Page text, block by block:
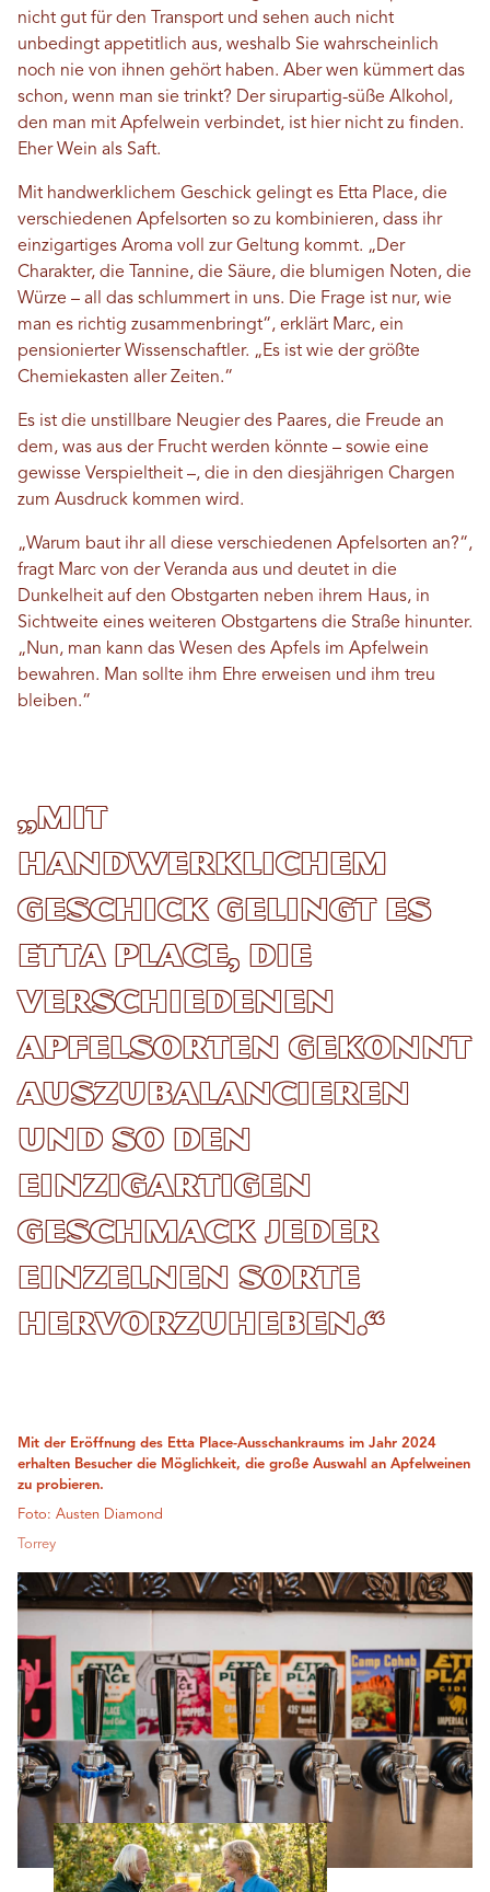
nicht gut für den Transport und sehen auch nicht
unbedingt appetitlich aus, weshalb Sie wahrscheinlich
noch nie von ihnen gehört haben. Aber wen kümmert das
schon, wenn man sie trinkt? Der sirupartig-süße Alkohol,
den man mit Apfelwein verbindet, ist hier nicht zu finden.
Eher Wein als Saft.
Mit handwerklichem Geschick gelingt es Etta Place, die
verschiedenen Apfelsorten so zu kombinieren, dass ihr
einzigartiges Aroma voll zur Geltung kommt. „Der
Charakter, die Tannine, die Säure, die blumigen Noten, die
Würze – all das schlummert in uns. Die Frage ist nur, wie
man es richtig zusammenbringt“, erklärt Marc, ein
pensionierter Wissenschaftler. „Es ist wie der größte
Chemiekasten aller Zeiten.“
Es ist die unstillbare Neugier des Paares, die Freude an
dem, was aus der Frucht werden könnte – sowie eine
gewisse Verspieltheit –, die in den diesjährigen Chargen
zum Ausdruck kommen wird.
„Warum baut ihr all diese verschiedenen Apfelsorten an?“,
fragt Marc von der Veranda aus und deutet in die
Dunkelheit auf den Obstgarten neben ihrem Haus, in
Sichtweite eines weiteren Obstgartens die Straße hinunter.
„Nun, man kann das Wesen des Apfels im Apfelwein
bewahren. Man sollte ihm Ehre erweisen und ihm treu
bleiben.“
„Mit
handwerklichem
Geschick gelingt es
Etta Place, die
verschiedenen
Apfelsorten gekonnt
auszubalancieren
und so den
einzigartigen
Geschmack jeder
einzelnen Sorte
hervorzuheben.“
Mit der Eröffnung des Etta Place-Ausschankraums im Jahr 2024
erhalten Besucher die Möglichkeit, die große Auswahl an Apfelweinen
zu probieren.
Foto: Austen Diamond
Torrey